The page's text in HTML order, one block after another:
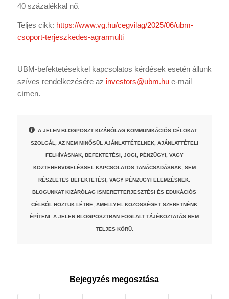
40 százalékkal nő.
Teljes cikk: https://www.vg.hu/cegvilag/2025/06/ubm-
csoport-terjeszkedes-agrarmulti
UBM-befektetésekkel kapcsolatos kérdések esetén állunk
szíves rendelkezésére az investors@ubm.hue-mail
címen.
A JELEN BLOGPOSZT KIZÁRÓLAG KOMMUNIKÁCIÓS CÉLOKAT
SZOLGÁL, AZ NEM MINŐSÜL AJÁNLATTÉTELNEK, AJÁNLATTÉTELI
FELHÍVÁSNAK, BEFEKTETÉSI, JOGI, PÉNZÜGYI, VAGY
KÖZTEHERVISELÉSSEL KAPCSOLATOS TANÁCSADÁSNAK, SEM
RÉSZLETES BEFEKTETÉSI, VAGY PÉNZÜGYI ELEMZÉSNEK.
BLOGUNKAT KIZÁRÓLAG ISMERETTERJESZTÉSI ÉS EDUKÁCIÓS
CÉLBÓL HOZTUK LÉTRE, AMELLYEL KÖZÖSSÉGET SZERETNÉNK
ÉPÍTENI. A JELEN BLOGPOSZTBAN FOGLALT TÁJÉKOZTATÁS NEM
TELJES KÖRŰ.
Bejegyzés megosztása